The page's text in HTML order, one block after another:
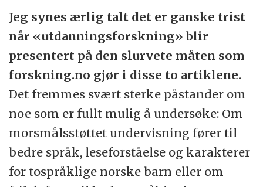
Jeg synes ærlig talt det er ganske trist
når «utdanningsforskning» blir
presentert på den slurvete måten som
forskning.no gjør i disse to artiklene.
Det fremmes svært sterke påstander om
noe som er fullt mulig å undersøke: Om
morsmålsstøttet undervisning fører til
bedre språk, leseforståelse og karakterer
for tospråklige norske barn eller om